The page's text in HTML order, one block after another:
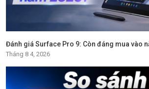
Đánh giá Surface Pro 9: Còn đáng mua vào
Tháng 8 4, 2026